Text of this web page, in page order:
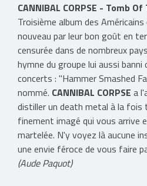
​CANNIBAL CORPSE - Tomb
Troisième album des
nouveau par leur bon goût en
censurée dans de nombreux
hymne du groupe lui aussi
concerts : "Hammer Smashed
nommé. CANNIBAL CORPSE a
distiller un death metal à la fois
finement imagé qui vous arrive
martelée. N'y voyez là aucune
une envie féroce de vous faire
(Aude Paquot)